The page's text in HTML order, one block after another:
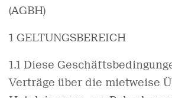
(AGBH)
1 GELTUNGSBEREICH
1.1 Diese
Verträge über die mietweise